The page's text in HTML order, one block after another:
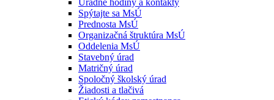
Úradné hodiny a kontakty
Spýtajte sa MsÚ
Prednosta MsÚ
Organizačná štruktúra MsÚ
Oddelenia MsÚ
Stavebný úrad
Matričný úrad
Spoločný školský úrad
Žiadosti a tlačivá